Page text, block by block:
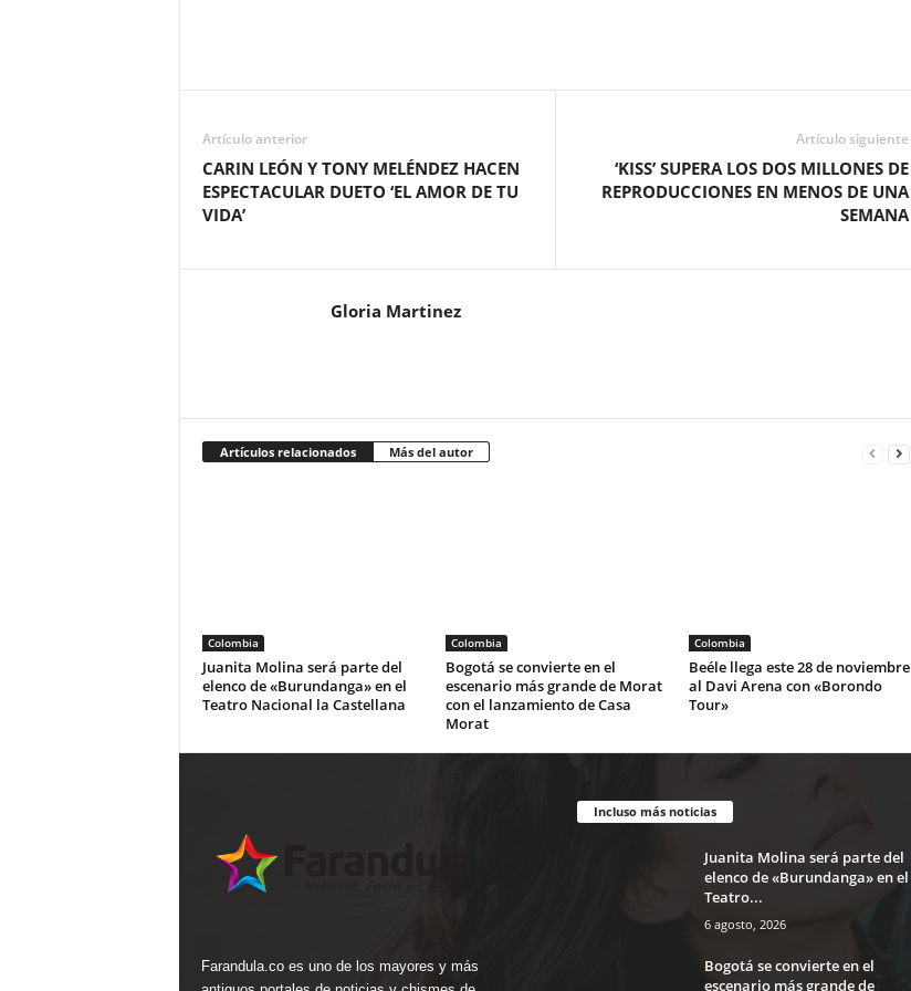
Artículo anterior
CARIN LEÓN Y TONY MELÉNDEZ HACEN
ESPECTACULAR DUETO ‘EL AMOR DE TU
VIDA’
Artículo siguiente
‘KISS’ SUPERA LOS DOS MILLONES DE
REPRODUCCIONES EN MENOS DE UNA
SEMANA
Gloria Martinez
Artículos relacionados Más del autor
Colombia
Juanita Molina será parte del
elenco de «Burundanga» en el
Teatro Nacional la Castellana
Colombia
Bogotá se convierte en el
escenario más grande de Morat
con el lanzamiento de Casa
Morat
Colombia
Beéle llega este 28 de noviembre
al Davi Arena con «Borondo
Tour»
Farandula.co es uno de los mayores y más
Incluso más noticias
Juanita Molina será parte del
elenco de «Burundanga» en el
Teatro...
6 agosto, 2026
Bogotá se convierte en el
escenario más grande de